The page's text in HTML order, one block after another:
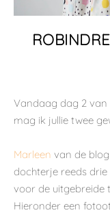
Vandaag dag 2 van
mag ik jullie twee
Marleen van de blog
dochterje reeds drie
voor de uitgebreide
Hieronder een